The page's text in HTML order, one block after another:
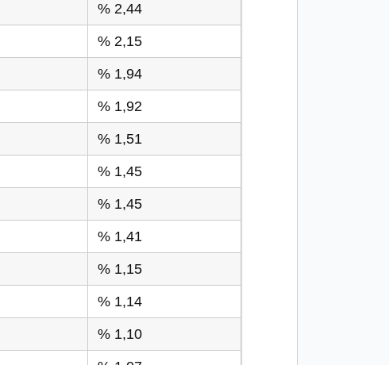
% 2,44
% 2,15
% 1,94
% 1,92
% 1,51
% 1,45
% 1,45
% 1,41
% 1,15
% 1,14
% 1,10